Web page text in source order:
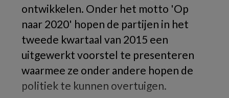
ontwikkelen. Onder het motto 'Op
naar 2020' hopen de partijen in het
tweede kwartaal van 2015 een
uitgewerkt voorstel te presenteren
waarmee ze onder andere hopen de
politiek te kunnen overtuigen.